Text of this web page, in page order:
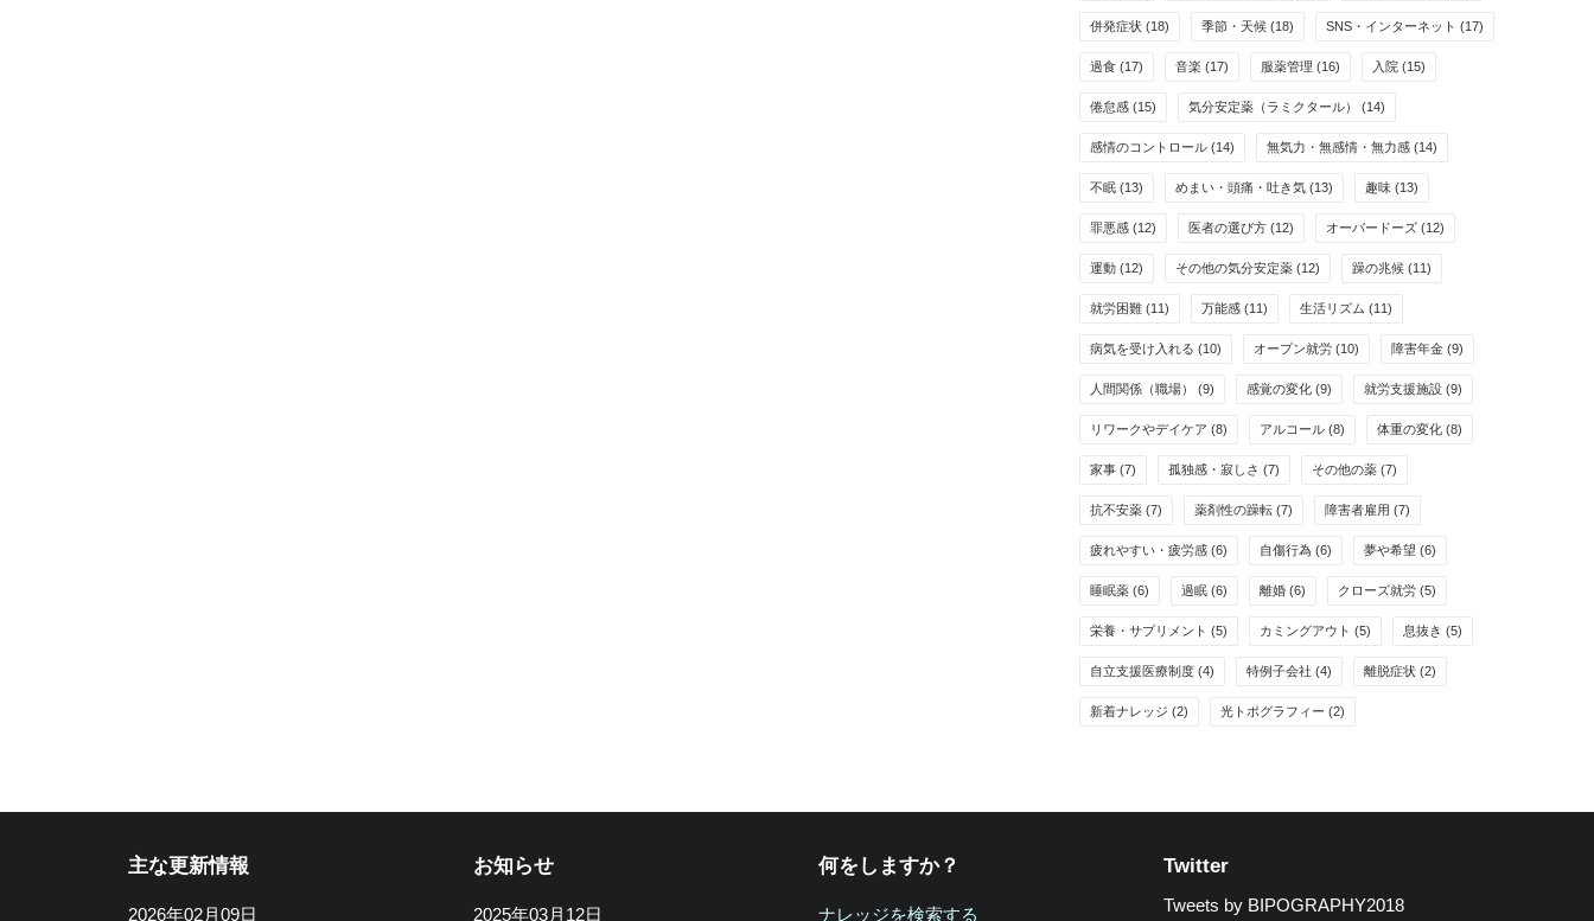
併発症状 (18) 季節・天候 (18) SNS・インターネット (17)
過食 (17) 音楽 (17) 服薬管理 (16) 入院 (15)
倦怠感 (15) 気分安定薬（ラミクタール） (14)
感情のコントロール (14) 無気力・無感情・無力感 (14)
不眠 (13) めまい・頭痛・吐き気 (13) 趣味 (13)
罪悪感 (12) 医者の選び方 (12) オーバードーズ (12)
運動 (12) その他の気分安定薬 (12) 躁の兆候 (11)
就労困難 (11) 万能感 (11) 生活リズム (11)
病気を受け入れる (10) オープン就労 (10) 障害年金 (9)
人間関係（職場） (9) 感覚の変化 (9) 就労支援施設 (9)
リワークやデイケア (8) アルコール (8) 体重の変化 (8)
家事 (7) 孤独感・寂しさ (7) その他の薬 (7)
抗不安薬 (7) 薬剤性の躁転 (7) 障害者雇用 (7)
疲れやすい・疲労感 (6) 自傷行為 (6) 夢や希望 (6)
睡眠薬 (6) 過眠 (6) 離婚 (6) クローズ就労 (5)
栄養・サプリメント (5) カミングアウト (5) 息抜き (5)
自立支援医療制度 (4) 特例子会社 (4) 離脱症状 (2)
新着ナレッジ (2) 光トポグラフィー (2)
主な更新情報
2026年02月09日
お知らせ
2025年03月12日
何をしますか？
ナレッジを検索する
Twitter
Tweets by BIPOGRAPHY2018